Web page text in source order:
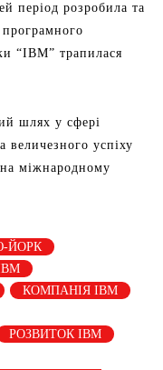
період розробила та
“IBM” трапилася
шлях у сфері
величезного успіху
міжнародному
ЙОРК
КОМПАНІЯ IBM
РОЗВИТОК IBM